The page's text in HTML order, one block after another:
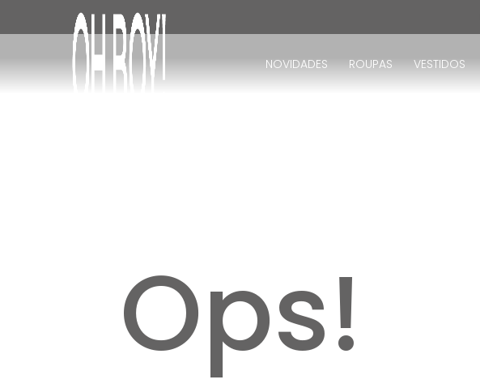
NOVIDADES ROUPAS VESTIDOS
Ops!
TERMOS MAIS BUSCADOS
vestido
vestido longo